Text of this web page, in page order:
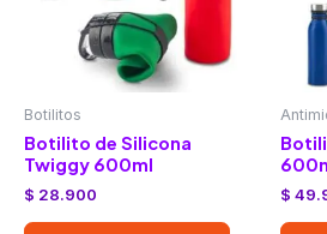
Botilitos
Botilito de Silicona
Twiggy 600ml
$ 28.900 $